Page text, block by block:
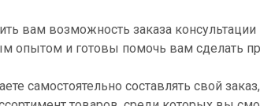
вам возможность заказа
опытом и готовы помочь вам сделать
самостоятельно составлять свой